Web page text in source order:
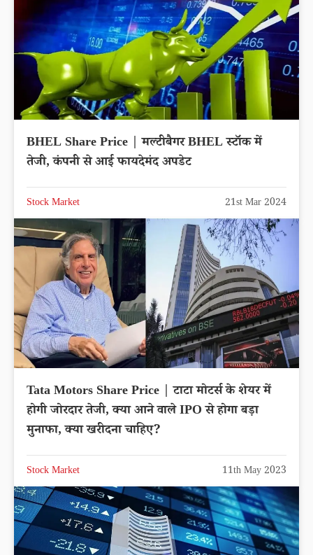
BHEL Share Price | मल्टीबैगर BHEL स्टॉक में
तेजी, कंपनी से आई फायदेमंद अपडेट
Stock Market 21st Mar 2024
Tata Motors Share Price | टाटा मोटर्स के शेयर में
होगी जोरदार तेजी, क्या आने वाले IPO से होगा बड़ा
मुनाफा, क्या खरीदना चाहिए?
Stock Market 11th May 2023